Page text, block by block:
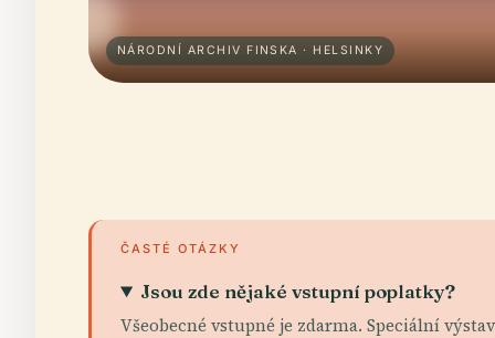
NÁRODNÍ ARCHIV FINSKA · HELSINKY
ČASTÉ OTÁZKY
Jsou zde nějaké vstupní poplatky?
Všeobecné vstupné je zdarma. Speciální